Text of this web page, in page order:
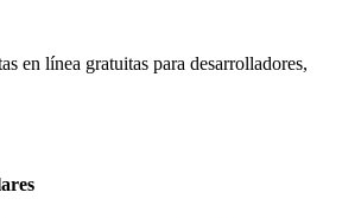
en línea gratuitas para desarrolladores,